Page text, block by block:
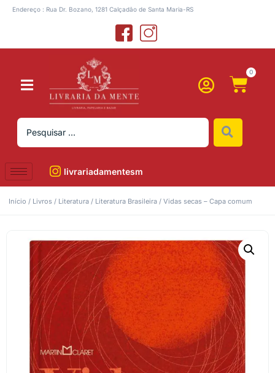
Endereço : Rua Dr. Bozano, 1281 Calçadão de Santa Maria-RS
0
livrariadamentesm
Início / Livros / Literatura / Literatura Brasileira / Vidas secas – Capa comum